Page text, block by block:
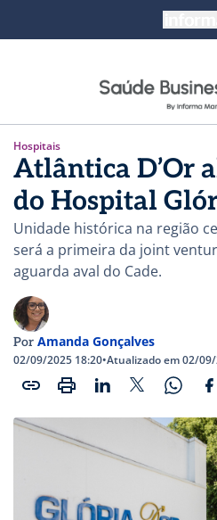
Hospitais
Atlântica D’Or
do Hospital
Unidade histórica na região
será a primeira da joint
aguarda aval do Cade.
Por Amanda Gonçalves
02/09/2025 18:20•Atualizado em 02/